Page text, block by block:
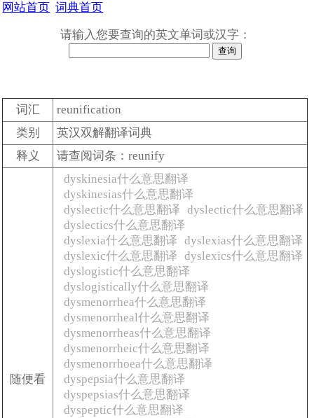
网站首页 词典首页
请输入您要查询的英文单词或汉字：
词汇
reunification
类别
英汉双解翻译词典
释义
请查阅词条：reunify
随便看
dyskinesia什么意思翻译
dyskinesias什么意思翻译
dyslectic什么意思翻译 dyslectic什么意思翻译
dyslectics什么意思翻译
dyslexia什么意思翻译 dyslexias什么意思翻译
dyslexic什么意思翻译 dyslexics什么意思翻译
dyslogistic什么意思翻译
dyslogistically什么意思翻译
dysmenorrhea什么意思翻译
dysmenorrheal什么意思翻译
dysmenorrheas什么意思翻译
dysmenorrheic什么意思翻译
dysmenorrhoea什么意思翻译
dyspepsia什么意思翻译
dyspepsias什么意思翻译
dyspeptic什么意思翻译